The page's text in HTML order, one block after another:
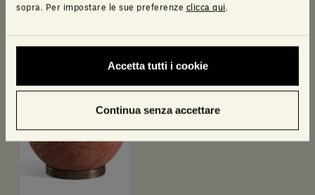
sopra. Per impostare le sue preferenze clicca qui
Accetta tutti i cookie
Continua senza accettare
Scheda tecnica